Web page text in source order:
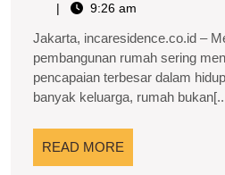
9:26 am
Jakarta, incaresidence.co.id –
pembangunan rumah sering
pencapaian terbesar dalam
banyak keluarga, rumah
READ MORE
MORE